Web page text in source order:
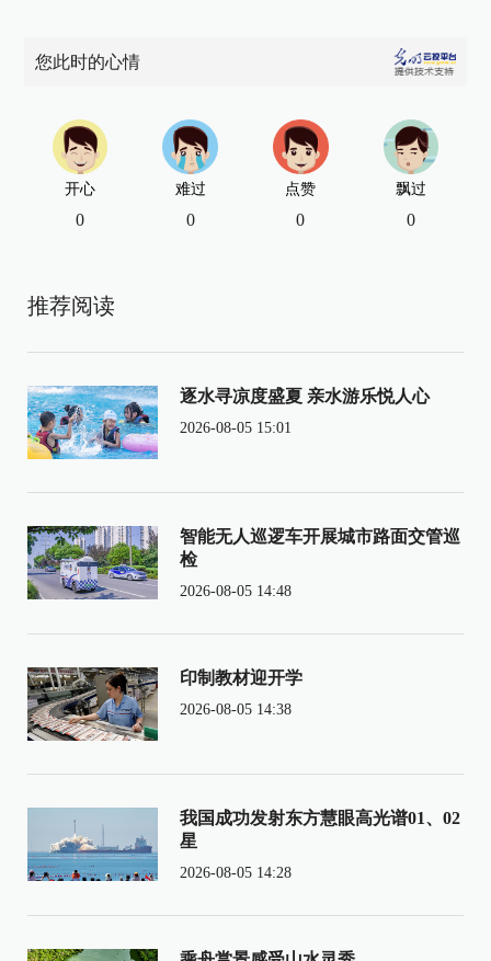
您此时的心情
开心
0
难过
0
点赞
0
飘过
0
推荐阅读
逐水寻凉度盛夏 亲水游乐悦人心
2026-08-05 15:01
智能无人巡逻车开展城市路面交管巡
检
2026-08-05 14:48
印制教材迎开学
2026-08-05 14:38
我国成功发射东方慧眼高光谱01、02
星
2026-08-05 14:28